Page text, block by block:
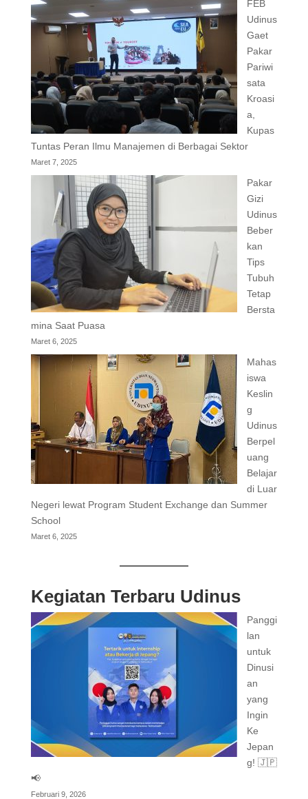
FEB
Udinus
Gaet
Pakar
Pariwi
sata
Kroasi
a,
Kupas
Tuntas Peran Ilmu Manajemen di Berbagai Sektor
Maret 7, 2025
Pakar
Gizi
Udinus
Beber
kan
Tips
Tubuh
Tetap
Bersta
mina Saat Puasa
Maret 6, 2025
Mahas
iswa
Keslin
g
Udinus
Berpel
uang
Belajar
di Luar
Negeri lewat Program Student Exchange dan Summer
School
Maret 6, 2025
Kegiatan Terbaru Udinus
Panggi
lan
untuk
Dinusi
an
yang
Ingin
Ke
Jepan
g! 🇯🇵
📢
Februari 9, 2026